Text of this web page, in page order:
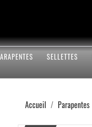
SELLETTES
Accueil Parapentes